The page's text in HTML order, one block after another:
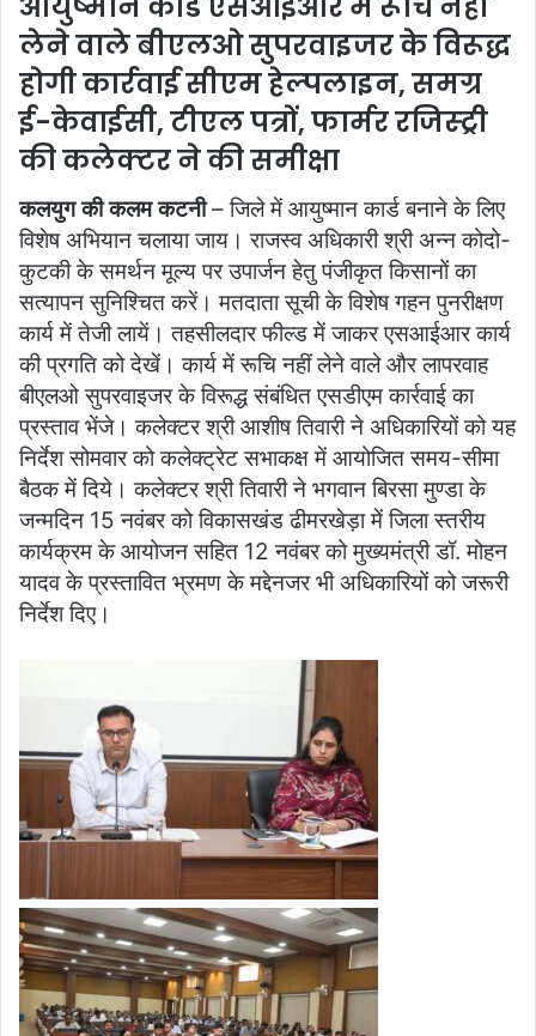
आयुष्‍मान कार्ड एसआईआर में रूचि नहीं
लेने वाले बीएलओ सुपरवाइजर के विरूद्ध
होगी कार्रवाई सीएम हेल्‍पलाइन, समग्र
ई-केवाईसी, टीएल पत्रों, फार्मर रजिस्‍ट्री
की कलेक्‍टर ने की समीक्षा
कलयुग की कलम कटनी– जिले में आयुष्‍मान कार्ड बनाने के लिए
विशेष अभियान चलाया जाय। राजस्‍व अधिकारी श्री अन्‍न कोदो-
कुटकी के समर्थन मूल्‍य पर उपार्जन हेतु पंजीकृत किसानों का
सत्‍यापन सुनिश्चित करें। मतदाता सूची के विशेष गहन पुनरीक्षण
कार्य में तेजी लायें। तहसीलदार फील्‍ड में जाकर एसआईआर कार्य
की प्रगति को देखें। कार्य में रूचि नहीं लेने वाले और लापरवाह
बीएलओ सुपरवाइजर के विरूद्ध संबंधित एसडीएम कार्रवाई का
प्रस्‍ताव भेंजे। कलेक्‍टर श्री आशीष तिवारी ने अधिकारियों को यह
निर्देश सोमवार को कलेक्‍ट्रेट सभाकक्ष में आयोजित समय-सीमा
बैठक में दिये। कलेक्‍टर श्री तिवारी ने भगवान बिरसा मुण्‍डा के
जन्‍मदिन 15 नवंबर को विकासखंड ढीमरखेड़ा में जिला स्‍तरीय
कार्यक्रम के आयोजन सहित 12 नवंबर को मुख्‍यमंत्री डॉ. मोहन
यादव के प्रस्‍तावित भ्रमण के मद्देनजर भी अधिकारियों को जरूरी
निर्देश दिए।